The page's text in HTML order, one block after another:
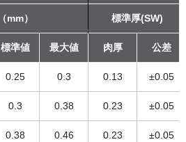
（mm） 標準厚(SW)
標準値 最大値 肉厚 公差
0.25 0.3 0.13 ±0.05
0.3 0.38 0.23 ±0.05
0.38 0.46 0.23 ±0.05